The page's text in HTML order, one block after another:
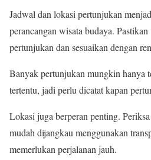
Jadwal dan lokasi pertunjukan
perancangan wisata budaya.
pertunjukan dan sesuaikan dengan
Banyak pertunjukan mungkin hanya
tertentu, jadi perlu dicatat kapan
Lokasi juga berperan penting.
mudah dijangkau menggunakan
memerlukan perjalanan jauh.